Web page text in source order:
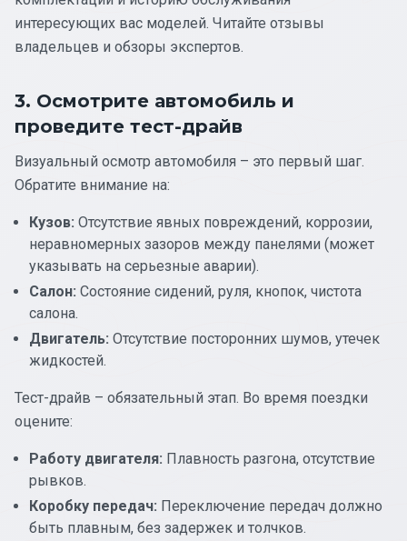
интересующих вас моделей. Читайте отзывы
владельцев и обзоры экспертов.
3. Осмотрите автомобиль и
проведите тест-драйв
Визуальный осмотр автомобиля – это первый шаг.
Обратите внимание на:
Кузов: Отсутствие явных повреждений, коррозии,
неравномерных зазоров между панелями (может
указывать на серьезные аварии).
Салон: Состояние сидений, руля, кнопок, чистота
салона.
Двигатель: Отсутствие посторонних шумов, утечек
жидкостей.
Тест-драйв – обязательный этап. Во время поездки
оцените:
Работу двигателя: Плавность разгона, отсутствие
рывков.
Коробку передач: Переключение передач должно
быть плавным, без задержек и толчков.